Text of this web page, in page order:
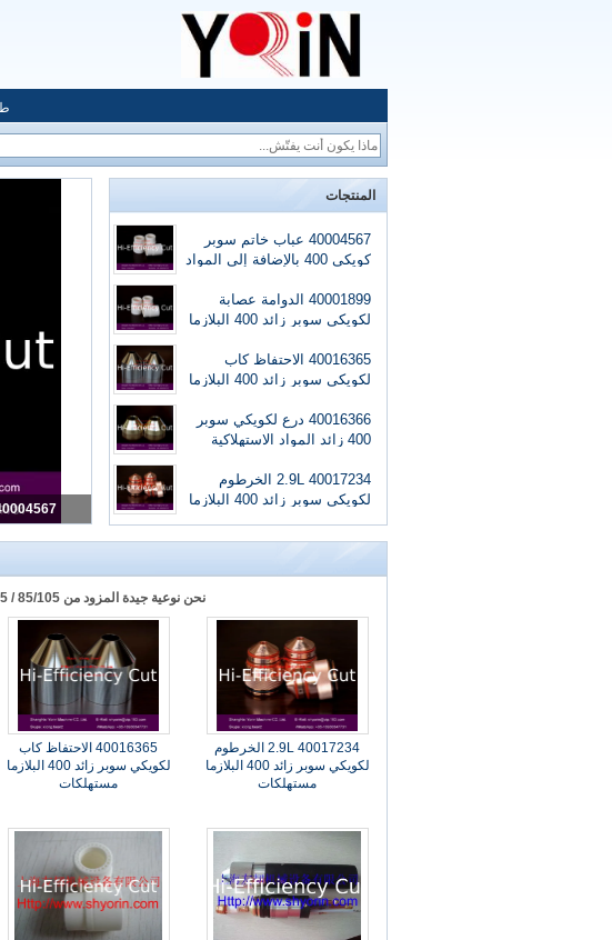
40004567 عباب خاتم سوبر كويكي 400 بالإضافة إلى المواد
المنتجات
40004567 عباب خاتم سوبر
كويكي 400 بالإضافة إلى المواد
40001899 الدوامة عصابة
لكويكي سوبر زائد 400 البلازما
40016365 الاحتفاظ كاب
لكويكي سوبر زائد 400 البلازما
40016366 درع لكويكي سوبر
400 زائد المواد الاستهلاكية
40017234 2.9L الخرطوم
لكويكي سوبر زائد 400 البلازما
نحن نوعية جيدة المزود من HYPERTHERM, POWERMAX 1250/1650, Powermax65 / 85/105 من الصين.
40016365 الاحتفاظ كاب
لكويكي سوبر زائد 400 البلازما
مستهلكات
40017234 2.9L الخرطوم
لكويكي سوبر زائد 400 البلازما
مستهلكات